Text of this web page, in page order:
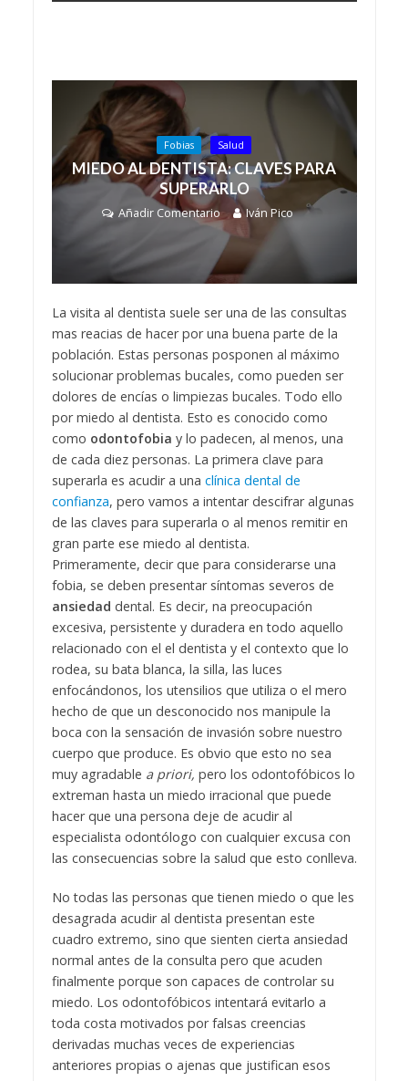
Fobias Salud
MIEDO AL DENTISTA: CLAVES PARA
SUPERARLO
Añadir Comentario Iván Pico
La visita al dentista suele ser una de las consultas
mas reacias de hacer por una buena parte de la
población. Estas personas posponen al máximo
solucionar problemas bucales, como pueden ser
dolores de encías o limpiezas bucales. Todo ello
por miedo al dentista. Esto es conocido como
como odontofobia y lo padecen, al menos, una
de cada diez personas. La primera clave para
superarla es acudir a una clínica dental de
confianza, pero vamos a intentar descifrar algunas
de las claves para superarla o al menos remitir en
gran parte ese miedo al dentista.
Primeramente, decir que para considerarse una
fobia, se deben presentar síntomas severos de
ansiedad dental. Es decir, na preocupación
excesiva, persistente y duradera en todo aquello
relacionado con el el dentista y el contexto que lo
rodea, su bata blanca, la silla, las luces
enfocándonos, los utensilios que utiliza o el mero
hecho de que un desconocido nos manipule la
boca con la sensación de invasión sobre nuestro
cuerpo que produce. Es obvio que esto no sea
muy agradable a priori, pero los odontofóbicos lo
extreman hasta un miedo irracional que puede
hacer que una persona deje de acudir al
especialista odontólogo con cualquier excusa con
las consecuencias sobre la salud que esto conlleva.
No todas las personas que tienen miedo o que les
desagrada acudir al dentista presentan este
cuadro extremo, sino que sienten cierta ansiedad
normal antes de la consulta pero que acuden
finalmente porque son capaces de controlar su
miedo. Los odontofóbicos intentará evitarlo a
toda costa motivados por falsas creencias
derivadas muchas veces de experiencias
anteriores propias o ajenas que justifican esos